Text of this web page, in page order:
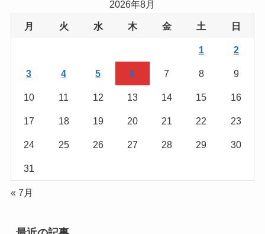
を
2026年8月
月 火 水 木 金 土 日
1 2
3 4 5 6 7 8 9
10 11 12 13 14 15 16
17 18 19 20 21 22 23
24 25 26 27 28 29 30
31
« 7月